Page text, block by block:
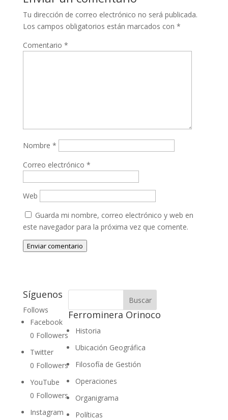
Tu dirección de correo electrónico no será publicada.
Los campos obligatorios están marcados con *
Comentario *
Nombre *
Correo electrónico *
Web
Guarda mi nombre, correo electrónico y web en
este navegador para la próxima vez que comente.
Enviar comentario
Síguenos
Follows
Facebook
0 Followers
Twitter
0 Followers
YouTube
0 Followers
Instagram
Ferrominera Orinoco
Historia
Ubicación Geográfica
Filosofía de Gestión
Operaciones
Organigrama
Políticas